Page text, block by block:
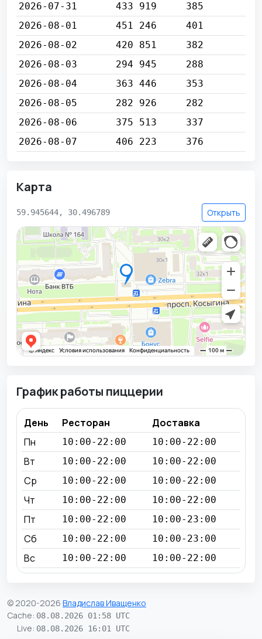
2026-07-31
433 919
385
2026-08-01
451 246
401
2026-08-02
420 851
382
2026-08-03
294 945
288
2026-08-04
363 446
353
2026-08-05
282 926
282
2026-08-06
375 513
337
2026-08-07
406 223 376
Карта
59.945644, 30.496789 Открыть
График работы пиццерии
День Ресторан
Доставка
Пн
10:00-22:00 10:00-22:00
Вт 10:00-22:00 10:00-22:00
Ср 10:00-22:00 10:00-22:00
Чт 10:00-22:00 10:00-22:00
Пт 10:00-22:00 10:00-23:00
Сб 10:00-22:00 10:00-23:00
Вс 10:00-22:00 10:00-22:00
© 2020-2026 Владислав Иващенко
Cache: 08.08.2026 01:58 UTC
Live: 08.08.2026 16:01 UTC